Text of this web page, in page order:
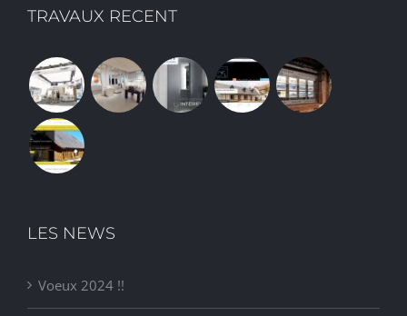
TRAVAUX RECENT
LES NEWS
Voeux 2024 !!